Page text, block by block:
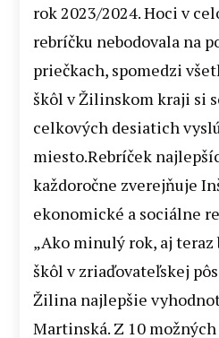
rok 2023/2024. Hoci v
rebríčku nebodovala na
priečkach, spomedzi
škôl v Žilinskom kraji si
celkových desiatich
miesto.Rebríček
každoročne zverejňuje
ekonomické a sociálne
„Ako minulý rok, aj teraz
škôl v zriaďovateľskej
Žilina najlepšie
Martinská. Z 10 možných